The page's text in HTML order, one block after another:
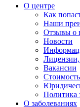
О центре
Как
Наши
Отзывы о
Новости
Вакансии
Политика
О заболеваниях